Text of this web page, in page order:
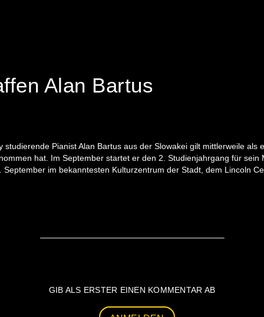
Alan Bartus
Pianist Alan Bartus aus der Slowakei gilt mittlerweile
hat. Im September startet er den 2. Studienjahrgang für
im bekanntesten Kulturzentrum der Stadt, dem Lincoln
GIB ALS ERSTER EINEN KOMMENTAR AB